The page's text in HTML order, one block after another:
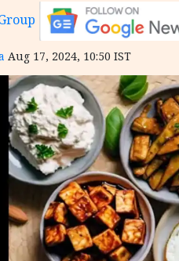
Aug 17, 2024, 10:50 IST